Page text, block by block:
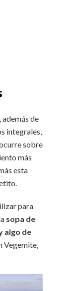
de
integrales,
sobre
más
esta
para
sopa de
algo de
Vegemite,